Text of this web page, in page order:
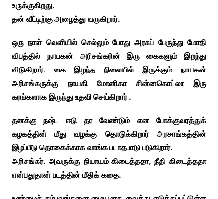
உருக்குகிறது.
தன் வீட்டிற்கு அழைத்து வருகிறார்.
ஒரு நாள் வெளியில் செல்லும் போது அரசுப் பேருந்து மோதி
விபத்தில் நாயகன் அரிசங்கரின் இரு கைகளும் இறந்து
விடுகிறார். கை இழந்த நிலையில் இருக்கும் நாயகன்
அரிசங்கருக்கு நாயகி மோனிகா சின்னகொட்லா இரு
கரங்களாக இருந்து உதவி செய்கிறார் .
தனக்கு நஷ்ட ஈடு தர வேண்டும் என போக்குவரத்துக்
கழகத்தின் மீது வழக்கு தொடுக்கிறார் அரசாங்கத்தின்
இழப்பீடு தொகைக்காக வாங்க படாதபாடு படுகிறார்.
அரிசங்கர். அவருக்கு நியாயம் கிடைத்ததா, நீதி கிடைத்ததா
என்பதுதான் படத்தின் மீதிக் கதை.